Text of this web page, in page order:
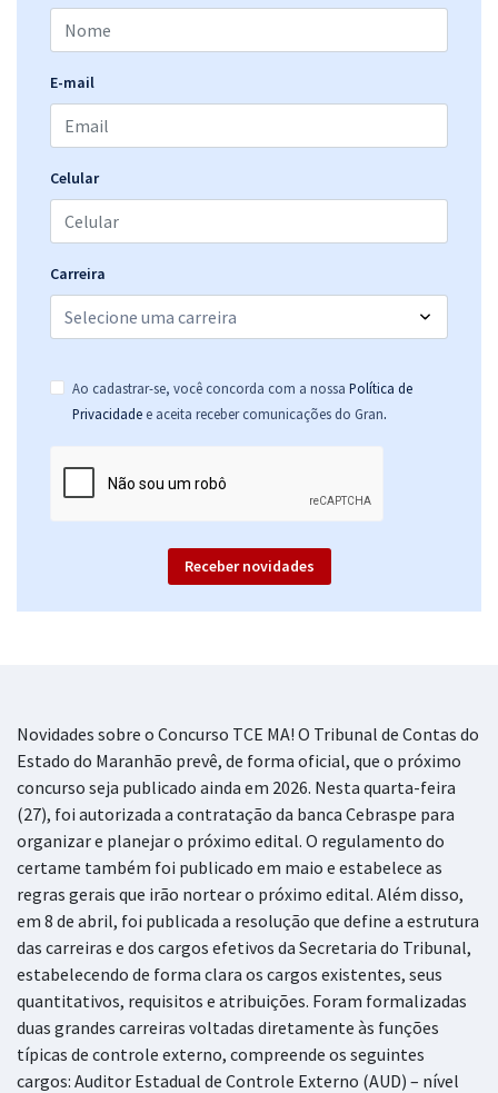
ou 12x deR$39,86
Comprar
TCE MA - Tribunal de Contas do Estado do Maranhão - Cargo 12:
ou 12x deR$39,86
Economize R$ 119,58 (-20%)
Comprar
Informação (Pós-Edital)
R$ 478,32
39,86
Economize R$ 119,58 (-20%)
Comprar
TCE MA - Tribunal de Contas do Estado do Maranhão - Cargo 16:
Técnico Estadual de Controle Externo – Especialidade: Técnico
Administrativa (Pós-Edital)
R$ 383,04à vista
ou 12x de R$31,92
E-mail
Celular
Carreira
Ao cadastrar-se, você concorda com a nossa Política de
Privacidade e aceita receber comunicações do Gran.
Receber novidades
Novidades sobre o Concurso TCE MA! O Tribunal de Contas do
Estado do Maranhão prevê, de forma oficial, que o próximo
concurso seja publicado ainda em 2026. Nesta quarta-feira
(27), foi autorizada a contratação da banca Cebraspe para
organizar e planejar o próximo edital. O regulamento do
certame também foi publicado em maio e estabelece as
regras gerais que irão nortear o próximo edital. Além disso,
em 8 de abril, foi publicada a resolução que define a estrutura
das carreiras e dos cargos efetivos da Secretaria do Tribunal,
estabelecendo de forma clara os cargos existentes, seus
quantitativos, requisitos e atribuições. Foram formalizadas
duas grandes carreiras voltadas diretamente às funções
típicas de controle externo, compreende os seguintes
cargos: Auditor Estadual de Controle Externo (AUD) – nível